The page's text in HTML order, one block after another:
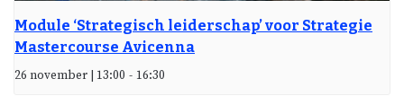
Module ‘Strategisch leiderschap’ voor Strategie
Mastercourse Avicenna
26 november | 13:00 - 16:30